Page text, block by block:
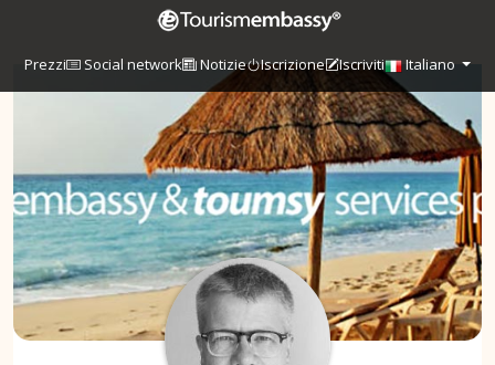
Prezzi Social network Notizie Iscrizione Iscriviti Italiano